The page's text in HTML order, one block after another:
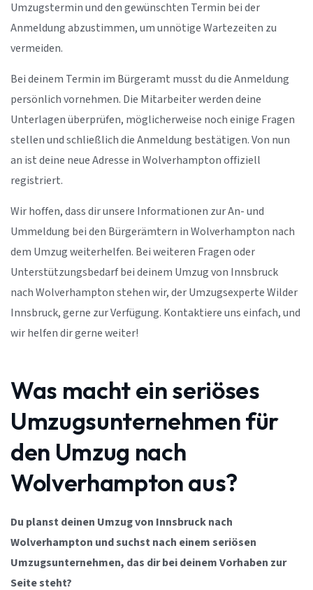
Umzugstermin und den gewünschten Termin bei der
Anmeldung abzustimmen, um unnötige Wartezeiten zu
vermeiden.
Bei deinem Termin im Bürgeramt musst du die Anmeldung
persönlich vornehmen. Die Mitarbeiter werden deine
Unterlagen überprüfen, möglicherweise noch einige Fragen
stellen und schließlich die Anmeldung bestätigen. Von nun
an ist deine neue Adresse in Wolverhampton offiziell
registriert.
Wir hoffen, dass dir unsere Informationen zur An- und
Ummeldung bei den Bürgerämtern in Wolverhampton nach
dem Umzug weiterhelfen. Bei weiteren Fragen oder
Unterstützungsbedarf bei deinem Umzug von Innsbruck
nach Wolverhampton stehen wir, der Umzugsexperte Wilder
Innsbruck, gerne zur Verfügung. Kontaktiere uns einfach, und
wir helfen dir gerne weiter!
Was macht ein seriöses
Umzugsunternehmen für
den Umzug nach
Wolverhampton aus?
Du planst deinen Umzug von Innsbruck nach
Wolverhampton und suchst nach einem seriösen
Umzugsunternehmen, das dir bei deinem Vorhaben zur
Seite steht?